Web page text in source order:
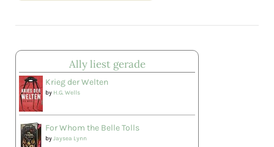
Ally liest gerade
Krieg der Welten
by H.G. Wells
For Whom the Belle Tolls
byJaysea Lynn